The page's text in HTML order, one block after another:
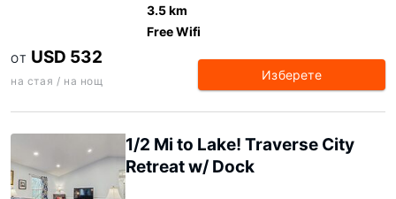
3.5 km
Free Wifi
ОТ USD 532
на стая / на нощ Изберете
1/2 Mi to Lake! Traverse City
Retreat w/ Dock